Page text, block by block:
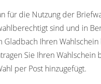
für die Nutzung der
sind und in
Gladbach Ihren
Sie Ihren
per Post hinzugefügt.